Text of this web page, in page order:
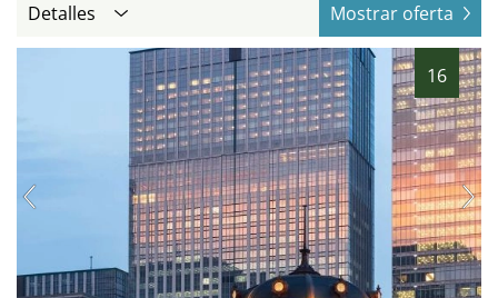
Detalles Mostrar oferta
16